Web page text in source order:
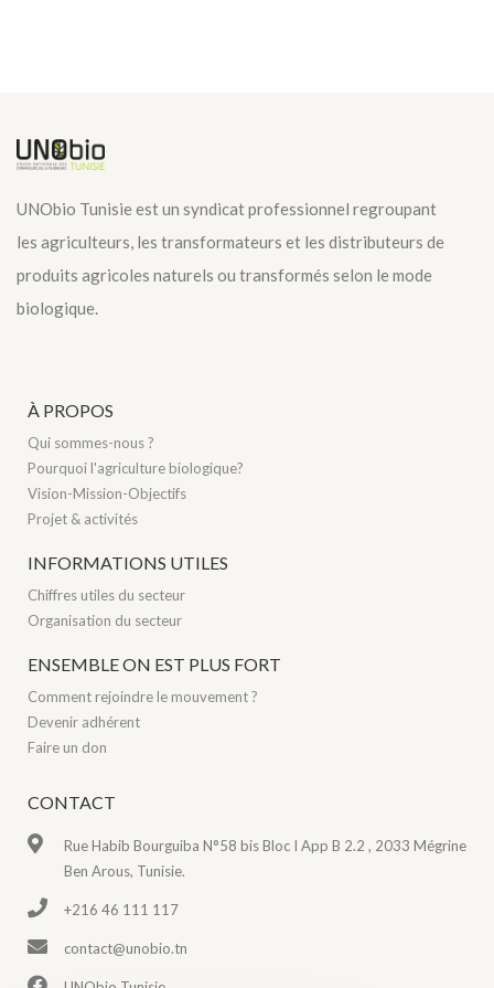
UNObio Tunisie est un syndicat professionnel regroupant
les agriculteurs, les transformateurs et les distributeurs de
produits agricoles naturels ou transformés selon le mode
biologique.
À PROPOS
Qui sommes-nous ?
Pourquoi l'agriculture biologique?
Vision-Mission-Objectifs
Projet & activités
INFORMATIONS UTILES
Chiffres utiles du secteur
Organisation du secteur
ENSEMBLE ON EST PLUS FORT
Comment rejoindre le mouvement ?
Devenir adhérent
Faire un don
CONTACT
Rue Habib Bourguiba N°58 bis Bloc I App B 2.2 , 2033 Mégrine
Ben Arous, Tunisie.
+216 46 111 117
contact@unobio.tn